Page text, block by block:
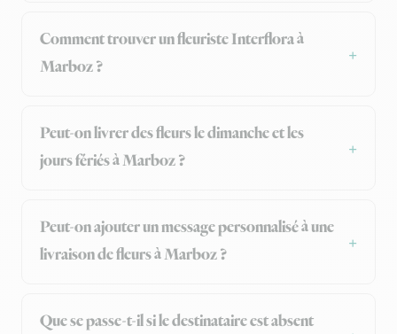
Comment trouver un fleuriste Interflora à
Marboz ?
Peut-on livrer des fleurs le dimanche et les
jours fériés à Marboz ?
Peut-on ajouter un message personnalisé à une
livraison de fleurs à Marboz ?
Que se passe-t-il si le destinataire est absent